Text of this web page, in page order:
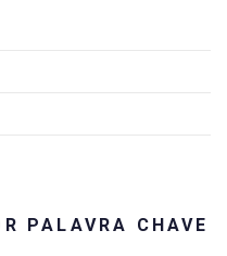
PALAVRA CHAVE